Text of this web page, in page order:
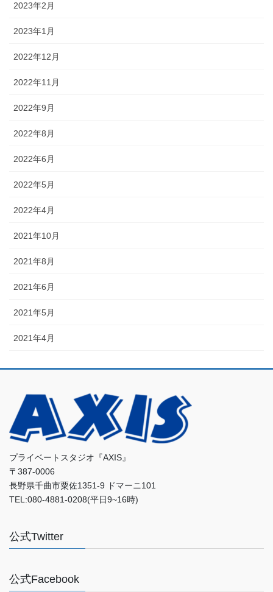
2023年2月
2023年1月
2022年12月
2022年11月
2022年9月
2022年8月
2022年6月
2022年5月
2022年4月
2021年10月
2021年8月
2021年6月
2021年5月
2021年4月
プライベートスタジオ『AXIS』
〒387-0006
長野県千曲市粟佐1351-9 ドマーニ101
TEL:080-4881-0208(平日9~16時)
公式Twitter
公式Facebook